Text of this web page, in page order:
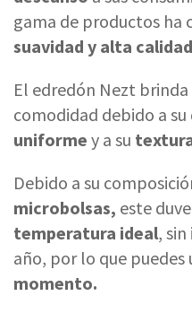
gama de productos ha
suavidad y alta
El edredón Nezt brinda
comodidad debido a
uniforme y a su
Debido a su
microbolsas, este
temperatura ideal,
año, por lo que puedes
momento.